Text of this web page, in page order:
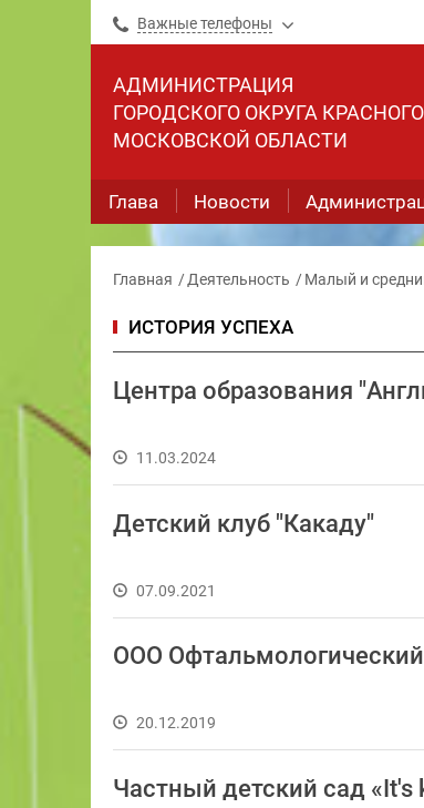
Важные телефоны
АДМИНИСТРАЦИЯ
ГОРОДСКОГО ОКРУГА
МОСКОВСКОЙ ОБЛАСТИ
Глава Новости
Главная Деятельность Малый и
ИСТОРИЯ УСПЕХА
Центра образования
11.03.2024
Детский клуб "Какаду"
07.09.2021
ООО
20.12.2019
Частный детский сад «It's